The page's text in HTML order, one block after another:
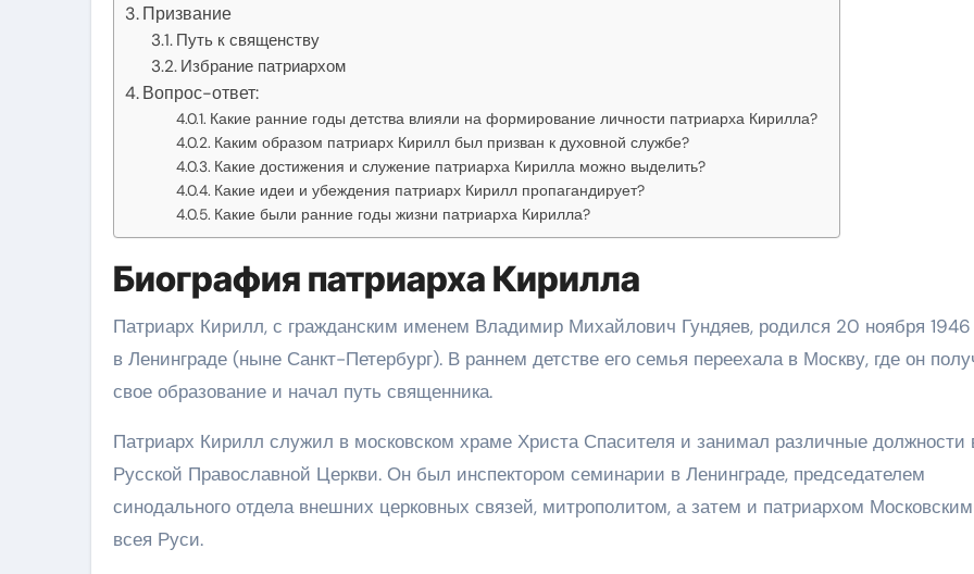
Призвание
Путь к священству
Избрание патриархом
Вопрос-ответ:
Какие ранние годы детства влияли на формирование личности патриарха Кирилла?
Каким образом патриарх Кирилл был призван к духовной службе?
Какие достижения и служение патриарха Кирилла можно выделить?
Какие идеи и убеждения патриарх Кирилл пропагандирует?
Какие были ранние годы жизни патриарха Кирилла?
Биография патриарха Кирилла
Патриарх Кирилл, с гражданским именем Владимир Михайлович Гундяев, родился 20 ноября 1946
в Ленинграде (ныне Санкт-Петербург). В раннем детстве его семья переехала в Москву, где он
свое образование и начал путь священника.
Патриарх Кирилл служил в московском храме Христа Спасителя и занимал различные должности
Русской Православной Церкви. Он был инспектором семинарии в Ленинграде, председателем
синодального отдела внешних церковных связей, митрополитом, а затем и патриархом
всея Руси.